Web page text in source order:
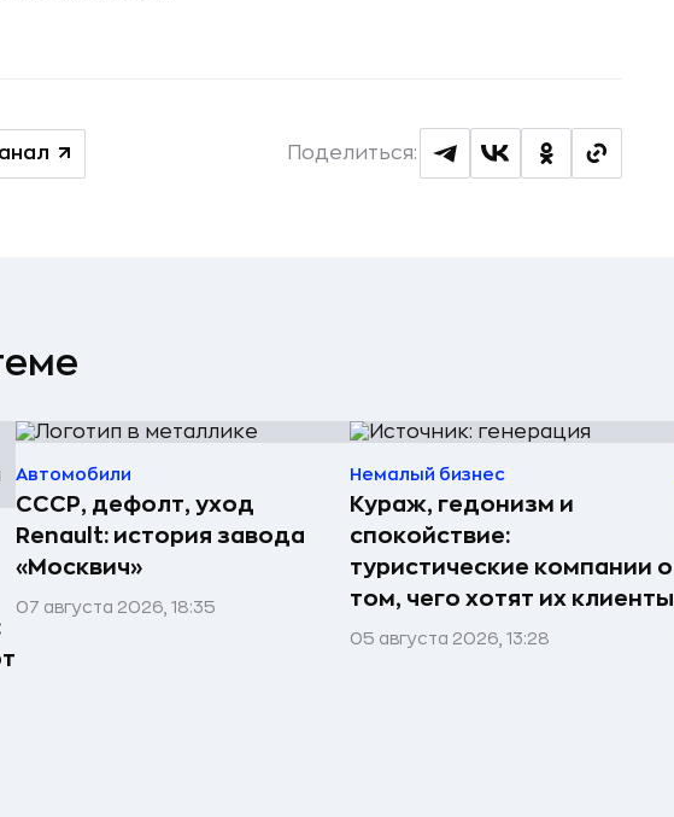
Поделиться:
Автомобили
СССР, дефолт, уход
Renault: история завода
«Москвич»
07 августа 2026, 18:35
Немалый бизнес
Кураж, гедонизм и
спокойствие:
туристические компании о
том, чего хотят их клиенты
05 августа 2026, 13:28